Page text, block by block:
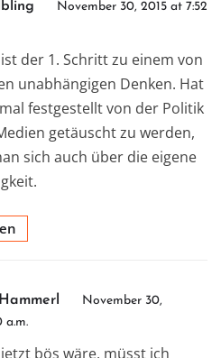
November 30, 2015 at 7:52
der 1. Schritt zu einem von
unabhängigen Denken. Hat
festgestellt von der Politik
getäuscht zu werden,
sich auch über die eigene
November 30,
a.m.
bös wäre, müsst ich